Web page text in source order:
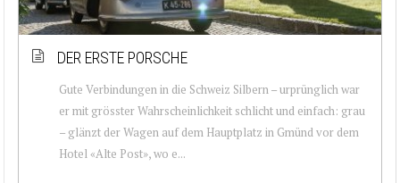
DER ERSTE PORSCHE
Gute Verbindungen in die Schweiz Silbern – urprünglich war
er mit grösster Wahrscheinlichkeit schlicht und einfach: grau
– glänzt der Wagen auf dem Hauptplatz in Gmünd vor dem
Hotel «Alte Post», wo e...